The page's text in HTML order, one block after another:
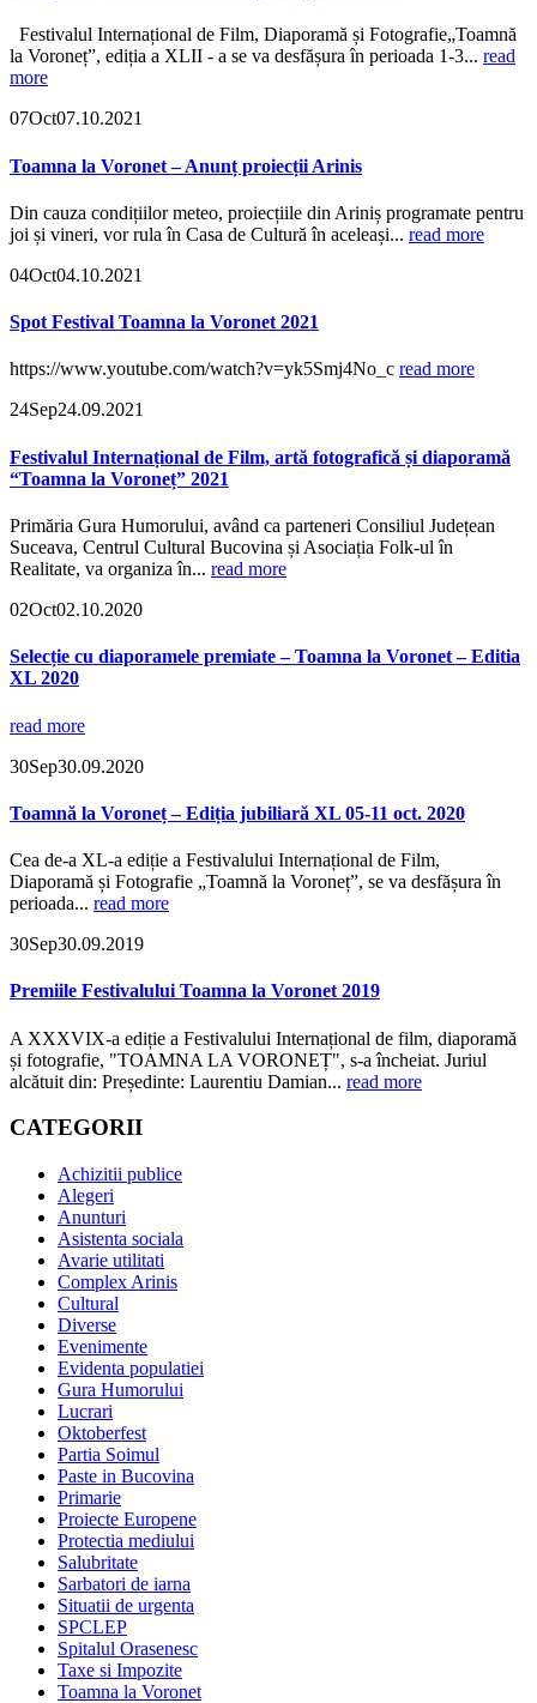
Festivalul Internațional de Film, Diaporamă și Fotografie„Toamnă
la Voroneț”, ediția a XLII - a se va desfășura în perioada 1-3... read
more
07Oct07.10.2021
Toamna la Voronet – Anunț proiecții Arinis
Din cauza condițiilor meteo, proiecțiile din Ariniș programate pentru
joi și vineri, vor rula în Casa de Cultură în aceleași... read more
04Oct04.10.2021
Spot Festival Toamna la Voronet 2021
https://www.youtube.com/watch?v=yk5Smj4No_c read more
24Sep24.09.2021
Festivalul Internațional de Film, artă fotografică și diaporamă
“Toamna la Voroneț” 2021
Primăria Gura Humorului, având ca parteneri Consiliul Județean
Suceava, Centrul Cultural Bucovina și Asociația Folk-ul în
Realitate, va organiza în... read more
02Oct02.10.2020
Selecție cu diaporamele premiate – Toamna la Voronet – Editia
XL 2020
read more
30Sep30.09.2020
Toamnă la Voroneț – Ediția jubiliară XL 05-11 oct. 2020
Cea de-a XL-a ediție a Festivalului Internațional de Film,
Diaporamă și Fotografie „Toamnă la Voroneț”, se va desfășura în
perioada... read more
30Sep30.09.2019
Premiile Festivalului Toamna la Voronet 2019
A XXXVIX-a ediție a Festivalului Internațional de film, diaporamă
și fotografie, "TOAMNA LA VORONEȚ", s-a încheiat. Juriul
alcătuit din: Președinte: Laurentiu Damian... read more
CATEGORII
Achizitii publice
Alegeri
Anunturi
Asistenta sociala
Avarie utilitati
Complex Arinis
Cultural
Diverse
Evenimente
Evidenta populatiei
Gura Humorului
Lucrari
Oktoberfest
Partia Soimul
Paste in Bucovina
Primarie
Proiecte Europene
Protectia mediului
Salubritate
Sarbatori de iarna
Situatii de urgenta
SPCLEP
Spitalul Orasenesc
Taxe si Impozite
Toamna la Voronet